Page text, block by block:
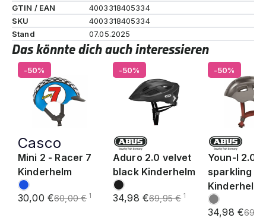
GTIN / EAN
4003318405334
SKU
4003318405334
Stand
07.05.2025
Das könnte dich auch interessieren
-50%
Casco
Mini 2 - Racer 7
Kinderhelm
30,00 €60,00 € 1
-50%
Aduro 2.0 velvet
black Kinderhelm
34,98 €69,95 € 1
-50%
Youn-I 2.0
sparkling
Kinderhelm
34,98 €